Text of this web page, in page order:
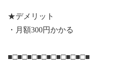
★デメリット
・月額300円かかる
■□■□■□■□■□■□■□■□■